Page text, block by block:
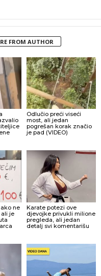
FROM AUTHOR
Odlučio preći viseći
most, ali jedan
pogrešan korak značio
je pad (VIDEO)
ako ne
je
Karate potezi ove
djevojke privukli milione
pregleda, ali jedan
detalj svi komentarišu